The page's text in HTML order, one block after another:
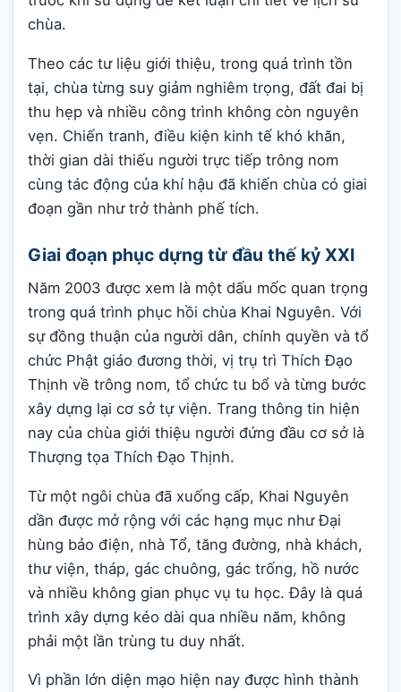
chùa.
Theo các tư liệu giới thiệu, trong quá trình tồn
tại, chùa từng suy giảm nghiêm trọng, đất đai bị
thu hẹp và nhiều công trình không còn nguyên
vẹn. Chiến tranh, điều kiện kinh tế khó khăn,
thời gian dài thiếu người trực tiếp trông nom
cùng tác động của khí hậu đã khiến chùa có giai
đoạn gần như trở thành phế tích.
Giai đoạn phục dựng từ đầu thế kỷ XXI
Năm 2003 được xem là một dấu mốc quan trọng
trong quá trình phục hồi chùa Khai Nguyên. Với
sự đồng thuận của người dân, chính quyền và tổ
chức Phật giáo đương thời, vị trụ trì Thích Đạo
Thịnh về trông nom, tổ chức tu bổ và từng bước
xây dựng lại cơ sở tự viện. Trang thông tin hiện
nay của chùa giới thiệu người đứng đầu cơ sở là
Thượng tọa Thích Đạo Thịnh.
Từ một ngôi chùa đã xuống cấp, Khai Nguyên
dần được mở rộng với các hạng mục như Đại
hùng bảo điện, nhà Tổ, tăng đường, nhà khách,
thư viện, tháp, gác chuông, gác trống, hồ nước
và nhiều không gian phục vụ tu học. Đây là quá
trình xây dựng kéo dài qua nhiều năm, không
phải một lần trùng tu duy nhất.
Vì phần lớn diện mạo hiện nay được hình thành